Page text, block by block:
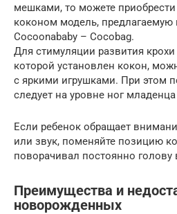
мешками, то можете
коконом модель, предлагаемую
Cocoonababy – Cocobag.
Для стимуляции развития
которой установлен кокон,
с яркими игрушками. При этом
следует на уровне ног младенца
Если ребенок обращает
или звук, поменяйте позицию
поворачивал постоянно голову
Преимущества и
новорожденных